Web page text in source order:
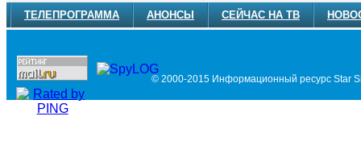
ТЕЛЕПРОГРАММА АНОНСЫ СЕЙЧАС НА ТВ
© 2000-2015 Информационный ресурс Star